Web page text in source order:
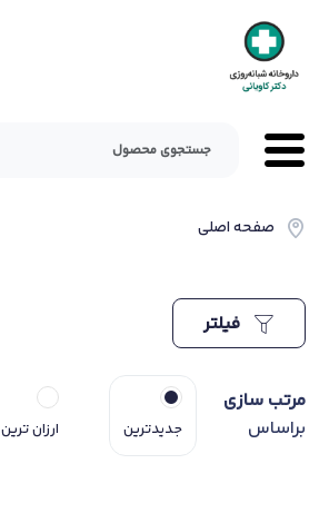
صفحه اصلی
مرتب سازی
براساس
جدیدترین ارزان ترین